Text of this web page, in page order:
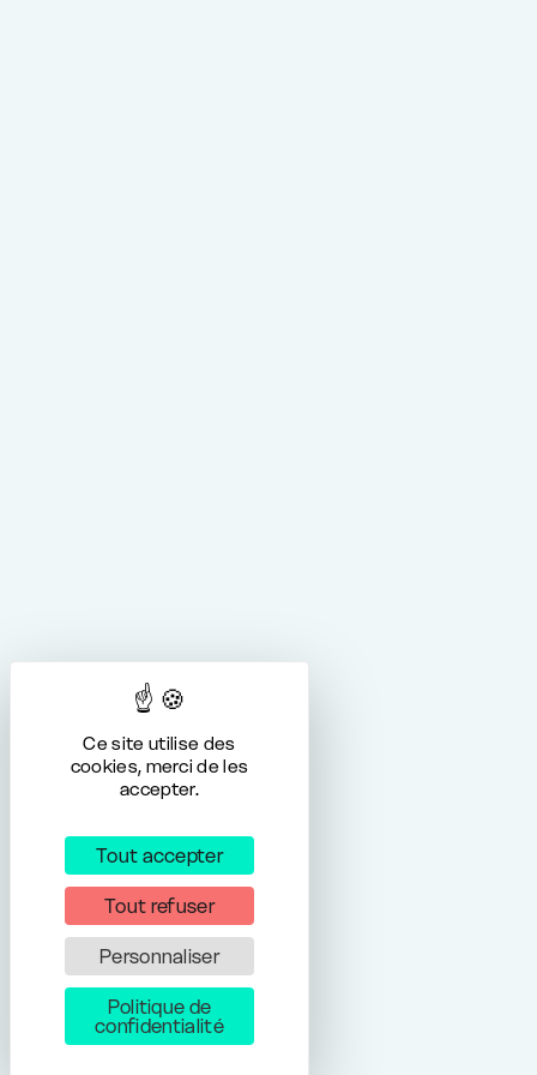
Ce site utilise des
cookies, merci de les
accepter.
Tout accepter
Tout refuser
Personnaliser
Politique de
confidentialité